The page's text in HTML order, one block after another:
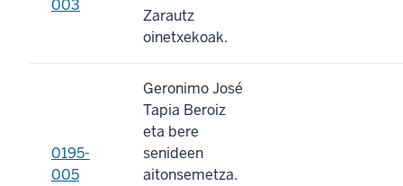
003
Zarautz
oinetxekoak.
0195-
005
Geronimo José
Tapia Beroiz
eta bere
senideen
aitonsemetza.